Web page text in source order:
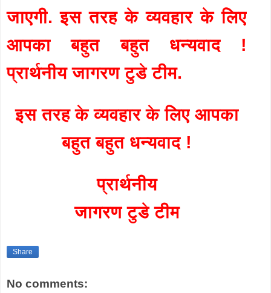
जाएगी. इस तरह के व्यवहार के लिए
आपका बहुत बहुत धन्यवाद !
प्रार्थनीय जागरण टुडे टीम.
इस तरह के व्यवहार के लिए आपका
बहुत बहुत धन्यवाद !
प्रार्थनीय
जागरण टुडे टीम
Share
No comments: